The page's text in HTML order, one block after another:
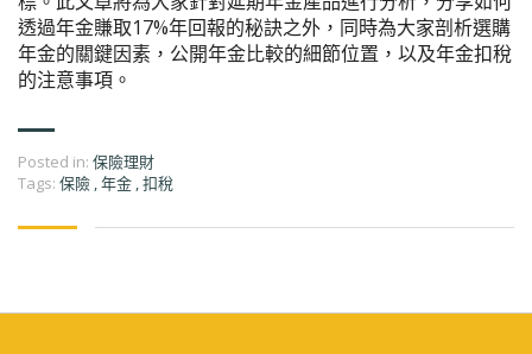
透過年金賺取17%年回報的秘訣之外，同時為大家剖析選購
年金的關鍵因素，公開年金比較的細節位置，以及年金扣稅
的注意事項。
Posted in: 保險理財
Tags: 保險 ,年金 ,扣稅